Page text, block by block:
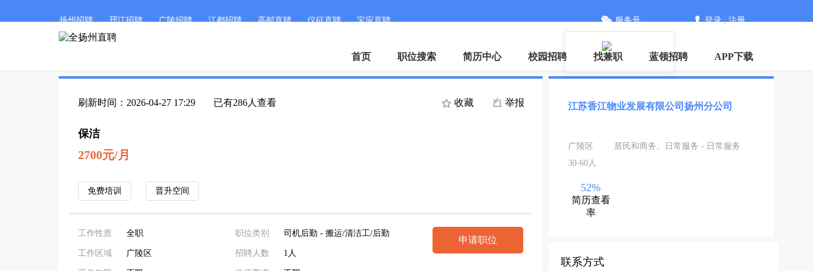
扬州招聘 邗江招聘 广陵招聘 江都招聘 高邮直聘 仪征直聘 宝应直聘
APP下载
服务号 登录|注册
首页 职位搜索 简历中心 校园招聘 找兼职 蓝领招聘 APP下载
刷新时间：2026-04-27 17:29 已有286人查看 收藏 举报
保洁
2700元/月
免费培训 晋升空间
工作性质 全职
工作区域 广陵区
职位类别 司机后勤 - 搬运/清洁工/后勤
招聘人数 1人
申请职位
江苏香江物业发展有限公司扬州分公司
广陵区
居民和商务、日常服务 - 日常服务
30-60人
52%
简历查看
率
联系方式